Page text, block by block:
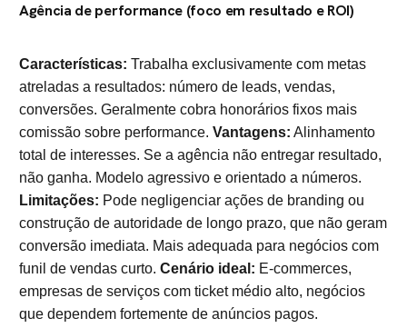
Agência de performance (foco em resultado e ROI)
Características: Trabalha exclusivamente com metas
atreladas a resultados: número de leads, vendas,
conversões. Geralmente cobra honorários fixos mais
comissão sobre performance. Vantagens: Alinhamento
total de interesses. Se a agência não entregar resultado,
não ganha. Modelo agressivo e orientado a números.
Limitações: Pode negligenciar ações de branding ou
construção de autoridade de longo prazo, que não geram
conversão imediata. Mais adequada para negócios com
funil de vendas curto. Cenário ideal: E-commerces,
empresas de serviços com ticket médio alto, negócios
que dependem fortemente de anúncios pagos.